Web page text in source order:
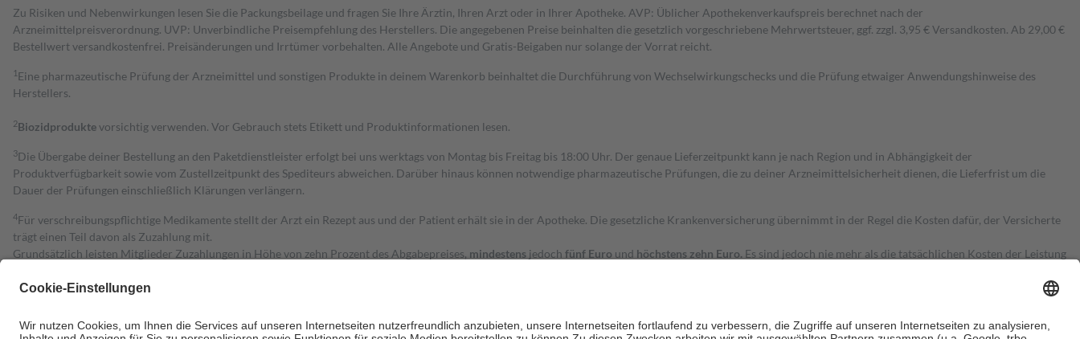
Zu Risiken und Nebenwirkungen lesen Sie die Packungsbeilage und fragen Sie Ihre Ärztin, Ihren Arzt oder in Ihrer Apotheke. AVP: Üblicher Apothekenverkaufspreis berechnet nach der
Arzneimittelpreisverordnung. UVP: Unverbindliche Preisempfehlung des Herstellers. Die angegebenen Preise beinhalten die gesetzlich vorgeschriebene Mehrwertsteuer, ggf. zzgl. 3,95 € Versandkosten. Ab 29,00 €
Bestell­wert versand­kosten­frei. Preisänderungen und Irrtümer vorbehalten. Alle Angebote und Gratis-Beigaben nur solange der Vorrat reicht.
1 Eine pharmazeutische Prüfung der Arzneimittel und sonstigen Produkte in deinem Warenkorb beinhaltet die Durchführung von Wechselwirkungschecks und die Prüfung etwaiger Anwendungshinweise des
Herstellers.
2Biozidproduktevorsichtig verwenden. Vor Gebrauch stets Etikett und Produktinformationen lesen.
3Die Übergabe deiner Bestellung an den Paketdienstleister erfolgt bei uns werktags von Montag bis Freitag bis 18:00 Uhr. Der genaue Lieferzeitpunkt kann je nach Region und in Abhängigkeit der
Produktverfügbarkeit sowie vom Zustellzeitpunkt des Spediteurs abweichen. Darüber hinaus können notwendige pharmazeutische Prüfungen, die zu deiner Arzneimittelsicherheit dienen, die Lieferfrist um die
Dauer der Prüfungen einschließlich Klärungen verlängern.
4Für verschreibungspflichtige Medikamente stellt der Arzt ein Rezept aus und der Patient erhält sie in der Apotheke. Die gesetzliche Krankenversicherung übernimmt in der Regel die Kosten dafür, der Versicherte
trägt einen Teil davon als Zuzahlung mit.
Grundsätzlich leisten Mitglieder Zuzahlungen in Höhe von zehn Prozent des Abgabepreises, mindestens jedoch fünf Euro und höchstens zehn Euro. Es sind jedoch nie mehr als die tatsächlichen Kosten der Leistung
Diese Regeln gelten grundsätzlich auch für Online-Apotheken.
Um das Engagement der Versicherten für ihre eigene Gesundheit zu stärken und die besondere Stellung der Familie zu unterstützen, fallenkeine Zuzahlungen an bei: